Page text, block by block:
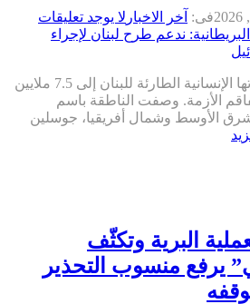
فى: آخر الاخبار لا يوجد تعليقات
رفعت لندن قيمة مساعداتها الإنسانية الطارئة للبنان إلى 7.5 ملايين
الأزمة. وصفت الناطقة باسم
الأوسط وشمال أفريقيا، جوسلين
البرية وتكثّف
يرفع منسوب التحذير